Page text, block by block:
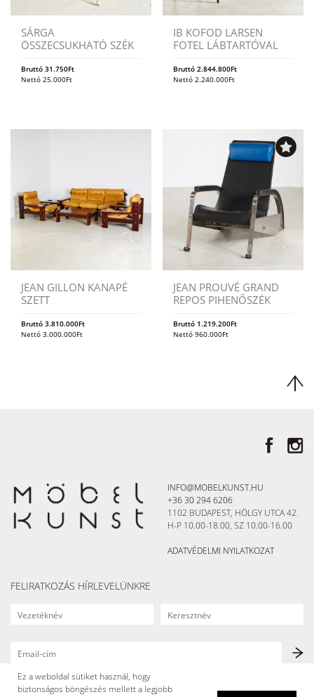
SÁRGA
ÖSSZECSUKHATÓ SZÉK
Bruttó 31.750Ft
Nettó 25.000Ft
IB KOFOD LARSEN
FOTEL LÁBTARTÓVAL
Bruttó2.844.800Ft
Nettó2.240.000Ft
JEAN GILLON KANAPÉ
SZETT
Bruttó 3.810.000Ft
Nettó 3.000.000Ft
JEAN PROUVÉ GRAND
REPOS PIHENŐSZÉK
Bruttó 1.219.200Ft
Nettó960.000Ft
INFO@MOBELKUNST.HU
+36 30 294 6206
1102 BUDAPEST, HÖLGY UTCA 42.
H-P 10.00-18.00, SZ 10.00-16.00
ADATVÉDELMI NYILATKOZAT
FELIRATKOZÁS HÍRLEVELÜNKRE
Ez a weboldal sütiket használ, hogy
biztonságos böngészés mellett a legjobb